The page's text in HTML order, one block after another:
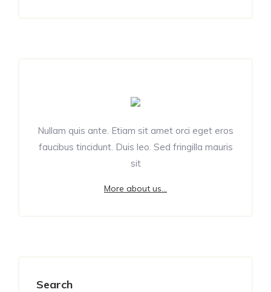
Nullam quis ante. Etiam sit amet orci eget eros
faucibus tincidunt. Duis leo. Sed fringilla mauris
sit
More about us...
Search